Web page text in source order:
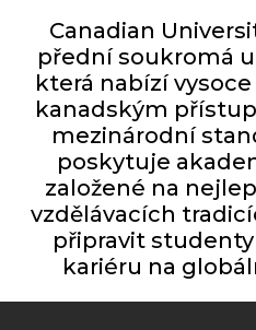
Canadian
přední soukromá
která nabízí
kanadským
mezinárodní
poskytuje
založené na
vzdělávacích
připravit
kariéru na